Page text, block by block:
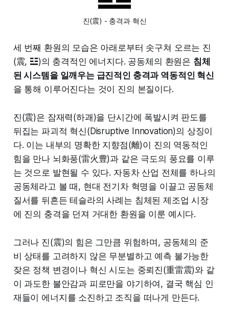
진(震) - 충격과 혁신
세 번째 환원의 모습은 아래로부터 솟구쳐 오르는 진
(震, ☳)의 충격적인 에너지다. 공동체의 환원은 침체
된 시스템을 일깨우는 급진적인 충격과 역동적인 혁신
을 통해 이루어진다는 것이 진의 본질이다.
진(震)은 잠재력(하괘)을 단시간에 폭발시켜 판도를
뒤집는 파괴적 혁신(Disruptive Innovation)의 상징이
다. 이는 내부의 명확한 지향점(離)이 진의 역동적인
힘을 만나 뇌화풍(雷火豊)과 같은 극도의 풍요를 이루
는 것으로 발현될 수 있다. 자동차 산업 전체를 하나의
공동체라고 볼 때, 현대 전기차 혁명을 이끌고 공동체
질서를 뒤흔든 테슬라의 사례는 침체된 제조업 시장
에 진의 충격을 던져 거대한 환원을 이룬 예시다.
그러나 진(震)의 힘은 그만큼 위험하며, 공동체의 준
비 상태를 고려하지 않은 무분별하고 예측 불가능한
잦은 정책 변경이나 혁신 시도는 중뢰진(重雷震)와 같
이 과도한 불안감과 피로만을 야기하여, 결국 핵심 인
재들이 에너지를 소진하고 조직을 떠나게 만든다.